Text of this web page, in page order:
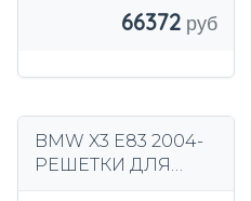
66372
BMW X3 E83 2004-
РЕШЕТКИ ДЛЯ